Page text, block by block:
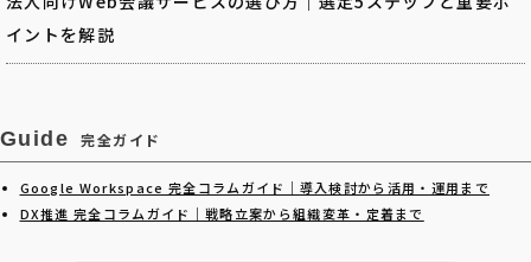
イントを解説
Guide 完全ガイド
Google Workspace 完全コラムガイド｜導入検討から活用・運用まで
DX推進 完全コラムガイド｜戦略立案から組織変革・定着まで